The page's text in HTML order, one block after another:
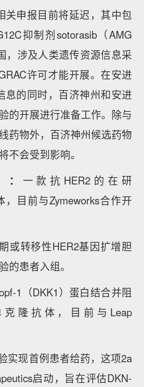
关申报目前将延迟，其中包
抑制剂sotorasib（AMG
，涉及人类遗传资源信息采
许可才能开展。在安进
息的同时，百济神州和安进
的开展进行准备工作。除与
药物外，百济神州候选药物
不会受到影响。
： 一款抗HER2的在研
目前与Zymeworks合作开
或转移性HER2基因扩增胆
的患者入组。
1（DKK1）蛋白结合并阻
隆抗体，目前与Leap
实现首例患者给药，这项2a
启动，旨在评估DKN-